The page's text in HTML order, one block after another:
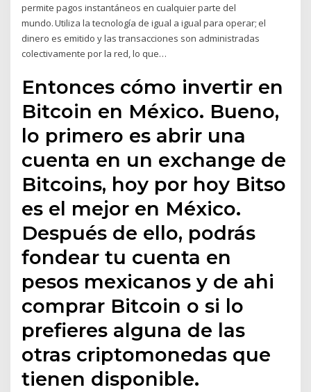
permite pagos instantáneos en cualquier parte del
mundo. Utiliza la tecnología de igual a igual para operar; el
dinero es emitido y las transacciones son administradas
colectivamente por la red, lo que…
Entonces cómo invertir en
Bitcoin en México. Bueno,
lo primero es abrir una
cuenta en un exchange de
Bitcoins, hoy por hoy Bitso
es el mejor en México.
Después de ello, podrás
fondear tu cuenta en
pesos mexicanos y de ahi
comprar Bitcoin o si lo
prefieres alguna de las
otras criptomonedas que
tienen disponible.